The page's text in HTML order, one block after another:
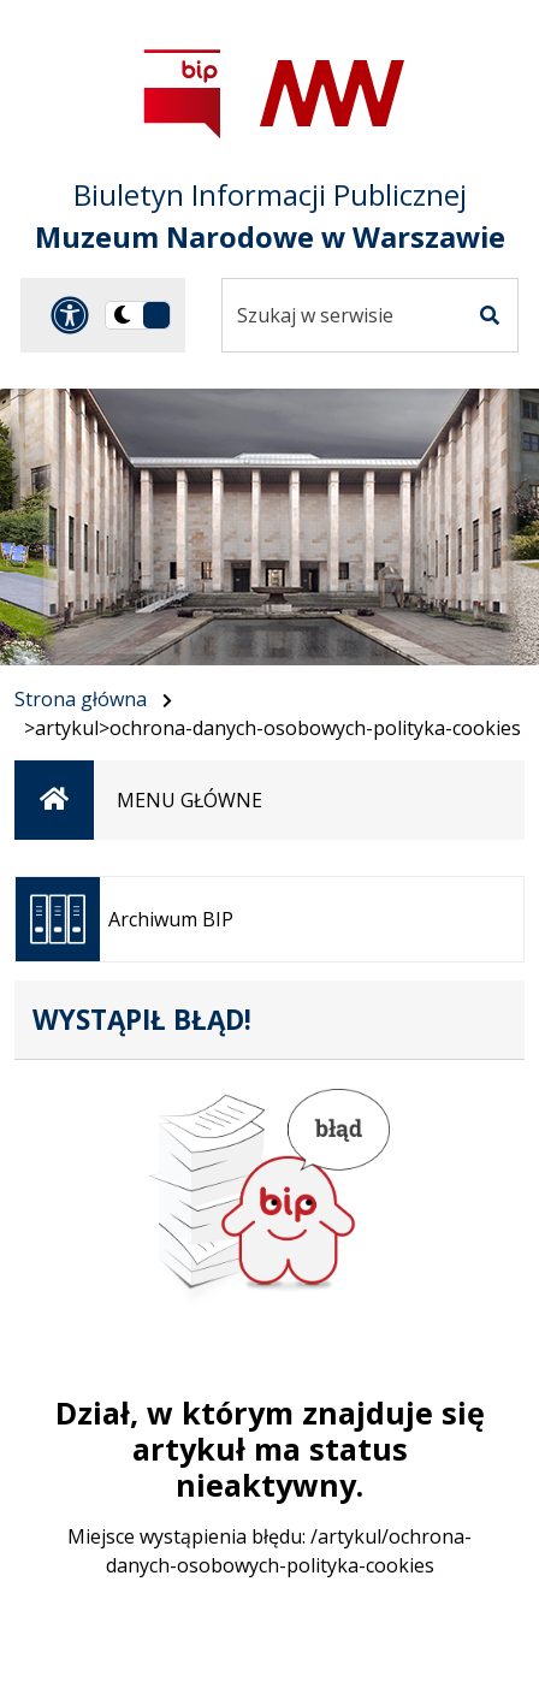
Przejdź do
głównego menu
Przejdź do treści
Przejdź do mapy
serwisu
Biuletyn Informacji Publicznej
Muzeum Narodowe w Warszawie
Panel dostosowania
Przełącz
serwisie
Strona główna
>artykul>ochrona-danych-osobowych-polityka-cookies
StronaMENU GŁÓWNE
Archiwum BIP
Otwiera
się w
nowej
karcie
WYSTĄPIŁ BŁĄD!
Dział, w którym znajduje się
artykuł ma status
nieaktywny.
Miejsce wystąpienia błędu: /artykul/ochrona-
danych-osobowych-polityka-cookies